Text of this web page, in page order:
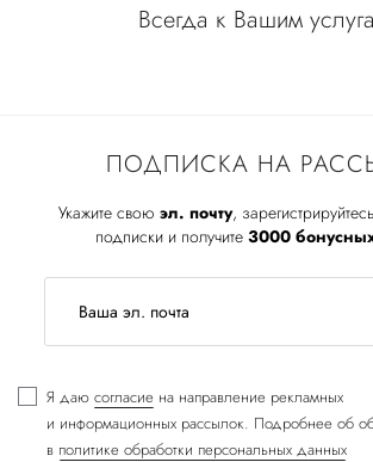
ПОДПИСКА НА
Укажите свою эл. почту,
подписки и получите 3000
Я даю согласие на направление рекламных
и информационных рассылок. Подробнее об
в политике обработки персональных данных
Всегда к Вашим